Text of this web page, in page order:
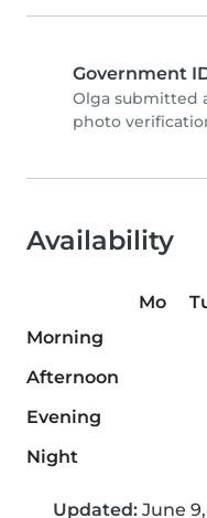
Government
Olga submitted
photo
Availability
Mo
Morning
Afternoon
Evening
Night
Updated: June